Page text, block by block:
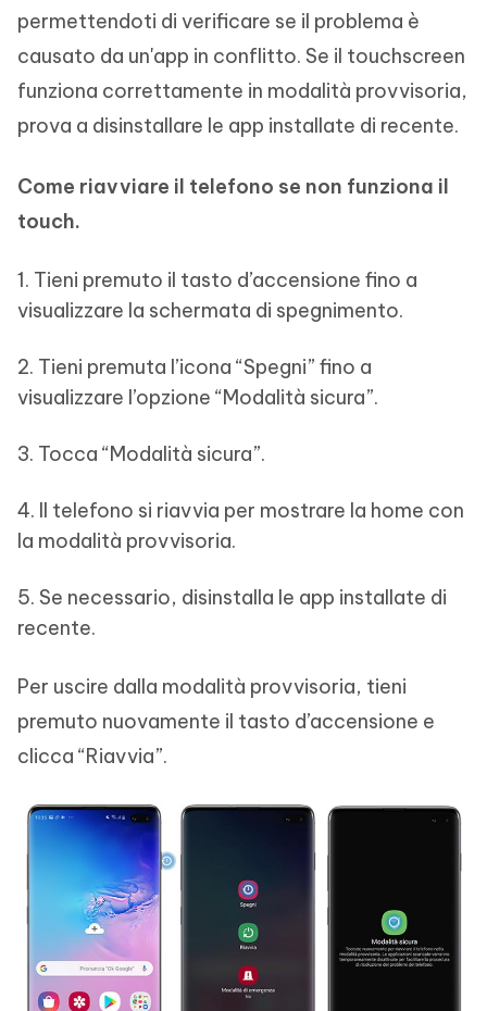
permettendoti di verificare se il problema è
causato da un'app in conflitto. Se il touchscreen
funziona correttamente in modalità provvisoria,
prova a disinstallare le app installate di recente.
Come riavviare il telefono se non funziona il
touch.
1. Tieni premuto il tasto d’accensione fino a
visualizzare la schermata di spegnimento.
2. Tieni premuta l’icona “Spegni” fino a
visualizzare l’opzione “Modalità sicura”.
3. Tocca “Modalità sicura”.
4. Il telefono si riavvia per mostrare la home con
la modalità provvisoria.
5. Se necessario, disinstalla le app installate di
recente.
Per uscire dalla modalità provvisoria, tieni
premuto nuovamente il tasto d’accensione e
clicca “Riavvia”.